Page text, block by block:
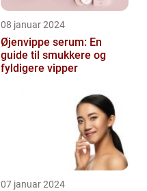
08 januar 2024
Øjenvippe serum: En
guide til smukkere og
fyldigere vipper
07 januar 2024